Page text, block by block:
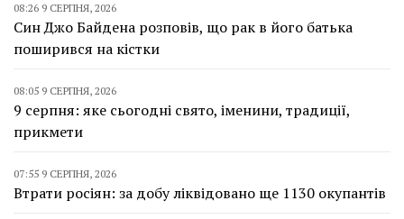
08:26 9 СЕРПНЯ, 2026
Син Джо Байдена розповів, що рак в його батька
поширився на кістки
08:05 9 СЕРПНЯ, 2026
9 серпня: яке сьогодні свято, іменини, традиції,
прикмети
07:55 9 СЕРПНЯ, 2026
Втрати росіян: за добу ліквідовано ще 1130 окупантів